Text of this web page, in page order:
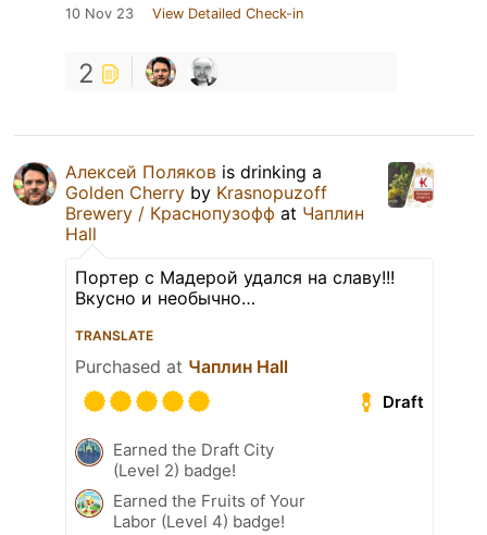
10 Nov 23 View Detailed Check-in
2
Алексей Поляков is drinking a
Golden Cherry by Krasnopuzoff
Brewery / Краснопузофф at Чаплин
Hall
Портер с Мадерой удался на славу!!!
Вкусно и необычно…
TRANSLATE
Purchased at Чаплин Hall
Draft
Earned the Draft City
(Level 2) badge!
Earned the Fruits of Your
Labor (Level 4) badge!